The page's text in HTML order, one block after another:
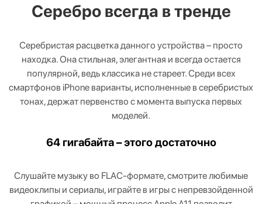
Серебро всегда в тренде
Серебристая расцветка данного устройства – просто
находка. Она стильная, элегантная и всегда остается
популярной, ведь классика не стареет. Среди всех
смартфонов iPhone варианты, исполненные в серебристых
тонах, держат первенство с момента выпуска первых
моделей.
64 гигабайта – этого достаточно
Слушайте музыку во FLAC-формате, смотрите любимые
видеоклипы и сериалы, играйте в игры с непревзойденной